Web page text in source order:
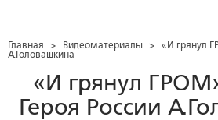
Главная > Видеоматериалы > «И грянул
А.Головашкина
«И грянул
Героя России